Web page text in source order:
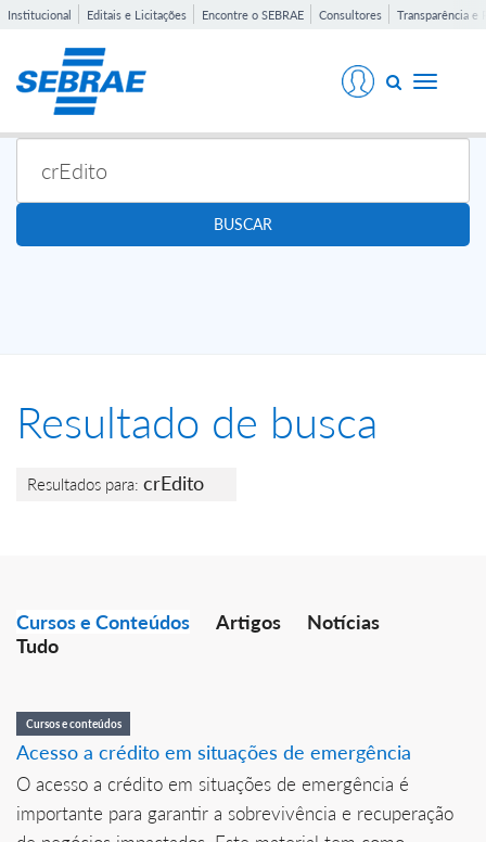
Institucional Editais e Licitações Encontre o SEBRAE Consultores Transparência e
Toggle
BUSCAR
Resultado de busca
Resultados para: crEdito
Cursos e Conteúdos Artigos
Notícias
Tudo
Cursos e conteúdos
Acesso a crédito em situações de emergência
O acesso a crédito em situações de emergência é
importante para garantir a sobrevivência e recuperação